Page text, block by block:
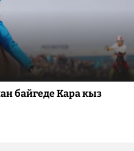
байгеде Кара кыз